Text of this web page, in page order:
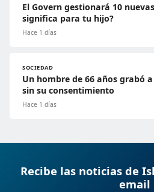
El Govern gestionará 10
significa para tu hijo?
Hace 1 días
SOCIEDAD
Un hombre de 66 años grabó
sin su consentimiento
Hace 1 días
Recibe las noticias de
email